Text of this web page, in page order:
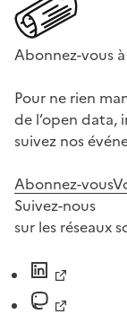
Abonnez-vous
Pour ne rien
de l’open data,
suivez nos
Abonnez-vous
Suivez-nous
sur les réseaux